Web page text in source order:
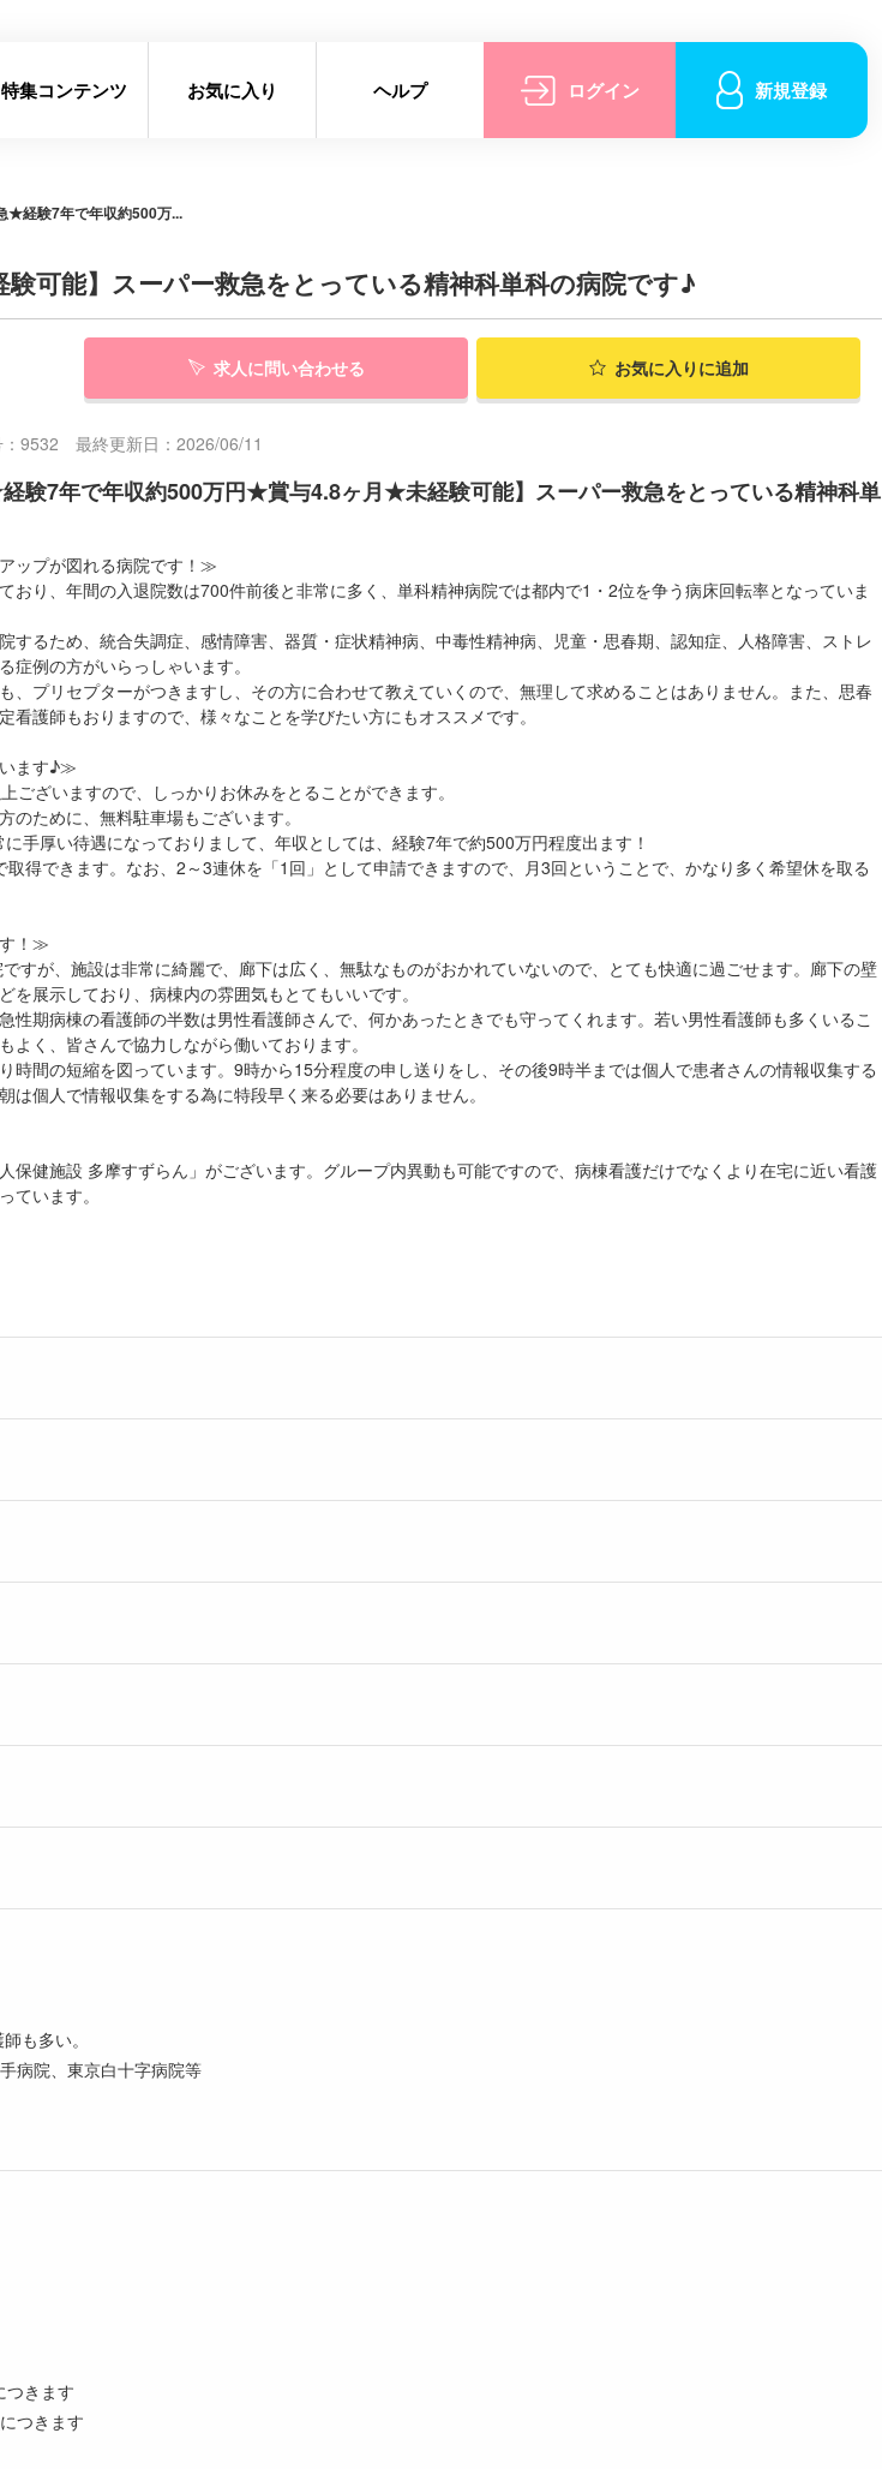
特集コンテンツ お気に入り ヘルプ ログイン 新規登録
★経験7年で年収約500万...
可能】スーパー救急をとっている精神科単科の病院です♪
求人に問い合わせる お気に入りに追加
：9532 最終更新日：2026/06/11
経験7年で年収約500万円★賞与4.8ヶ月★未経験可能】スーパー救急をとっている精神科単
ップが図れる病院です！≫
おり、年間の入退院数は700件前後と非常に多く、単科精神病院では都内で1・2位を争う病床回転率となっていま
するため、統合失調症、感情障害、器質・症状精神病、中毒性精神病、児童・思春期、認知症、人格障害、ストレ
症例の方がいらっしゃいます。
、プリセプターがつきますし、その方に合わせて教えていくので、無理して求めることはありません。また、思春
看護師もおりますので、様々なことを学びたい方にもオススメです。
ます♪≫
ございますので、しっかりお休みをとることができます。
ために、無料駐車場もございます。
手厚い待遇になっておりまして、年収としては、経験7年で約500万円程度出ます！
得できます。なお、2～3連休を「1回」として申請できますので、月3回ということで、かなり多く希望休を取る
！≫
すが、施設は非常に綺麗で、廊下は広く、無駄なものがおかれていないので、とても快適に過ごせます。廊下の壁
を展示しており、病棟内の雰囲気もとてもいいです。
性期病棟の看護師の半数は男性看護師さんで、何かあったときでも守ってくれます。若い男性看護師も多くいるこ
よく、皆さんで協力しながら働いております。
時間の短縮を図っています。9時から15分程度の申し送りをし、その後9時半までは個人で患者さんの情報収集する
は個人で情報収集をする為に特段早く来る必要はありません。
保健施設 多摩すずらん」がございます。グループ内異動も可能ですので、病棟看護だけでなくより在宅に近い看護
ています。
も多い。
病院、東京白十字病院等
つきます
つきます